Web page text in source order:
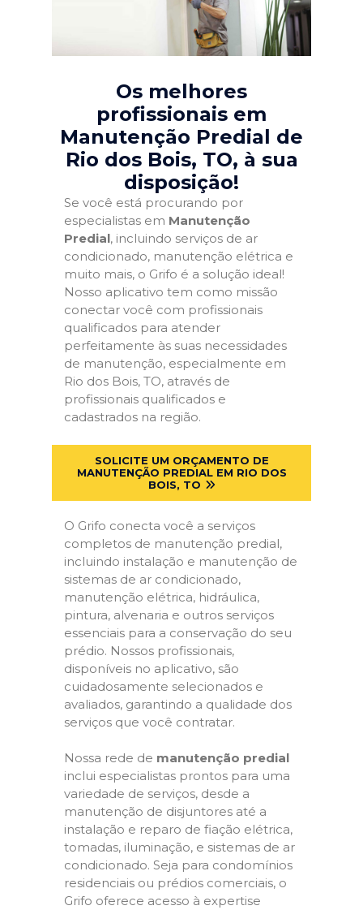
Os melhores
profissionais em
Manutenção Predial de
Rio dos Bois, TO, à sua
disposição!
Se você está procurando por
especialistas em Manutenção
Predial, incluindo serviços de ar
condicionado, manutenção elétrica e
muito mais, o Grifo é a solução ideal!
Nosso aplicativo tem como missão
conectar você com profissionais
qualificados para atender
perfeitamente às suas necessidades
de manutenção, especialmente em
Rio dos Bois, TO, através de
profissionais qualificados e
cadastrados na região.
SOLICITE UM ORÇAMENTO DE
MANUTENÇÃO PREDIAL EM RIO DOS
BOIS, TO
O Grifo conecta você a serviços
completos de manutenção predial,
incluindo instalação e manutenção de
sistemas de ar condicionado,
manutenção elétrica, hidráulica,
pintura, alvenaria e outros serviços
essenciais para a conservação do seu
prédio. Nossos profissionais,
disponíveis no aplicativo, são
cuidadosamente selecionados e
avaliados, garantindo a qualidade dos
serviços que você contratar.
Nossa rede de manutenção predial
inclui especialistas prontos para uma
variedade de serviços, desde a
manutenção de disjuntores até a
instalação e reparo de fiação elétrica,
tomadas, iluminação, e sistemas de ar
condicionado. Seja para condomínios
residenciais ou prédios comerciais, o
Grifo oferece acesso à expertise